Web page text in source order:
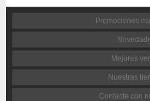
Promociones
Mejores
Nuestras
Contacte con